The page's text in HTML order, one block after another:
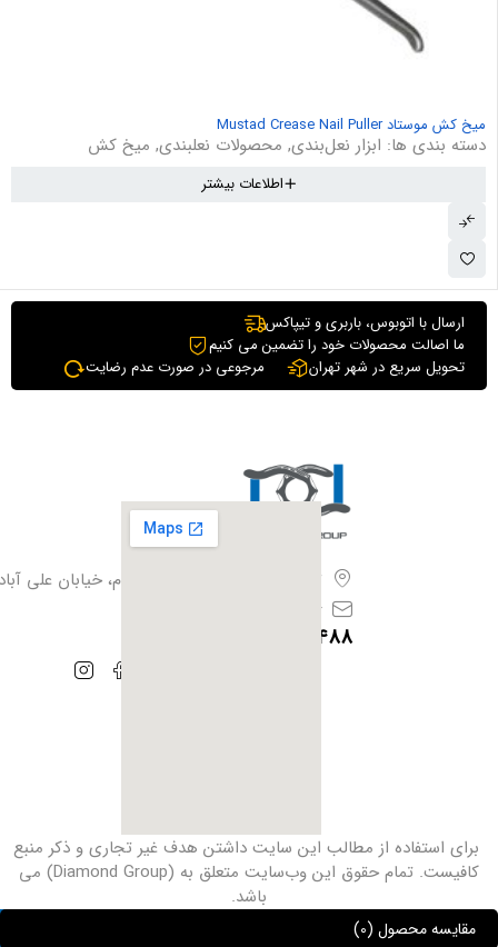
میخ کش موستاد Mustad Crease Nail Puller
دسته بندی ها: ابزار نعل‌بندی, محصولات نعلبندی, میخ کش
اطلاعات بیشتر
ارسال با اتوبوس، باربری و تیپاکس
ما اصالت محصولات خود را تضمین می کنیم
تحویل سریع در شهر تهران
مرجوعی در صورت عدم رضایت
تهران،بزرگراه آزادگان، فیروزبهرام، خیابان علی
info@iranhoof.ir
09128385488
برای استفاده از مطالب این سایت داشتن هدف غیر ‌تجاری و ذکر منبع
کافیست. تمام حقوق این وب‌سایت متعلق به (Diamond Group) می
باشد.
مقایسه محصول (0)